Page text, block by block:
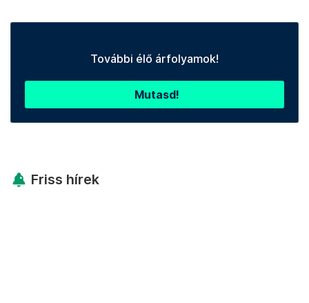
További élő árfolyamok!
Mutasd!
Friss hírek